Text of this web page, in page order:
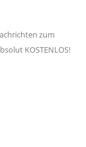
zum
KOSTENLOS!